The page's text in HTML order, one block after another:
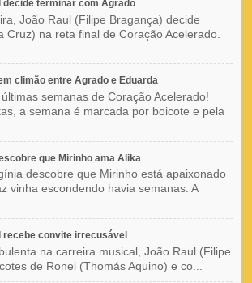
terminar com Agrado
João Raul (Filipe Bragança) decide
na reta final de Coração Acelerado.
climão entre Agrado e Eduarda
semanas de Coração Acelerado!
a semana é marcada por boicote e pela
que Mirinho ama Alika
descobre que Mirinho está apaixonado
vinha escondendo havia semanas. A
convite irrecusável
na carreira musical, João Raul (Filipe
de Ronei (Thomás Aquino) e co...